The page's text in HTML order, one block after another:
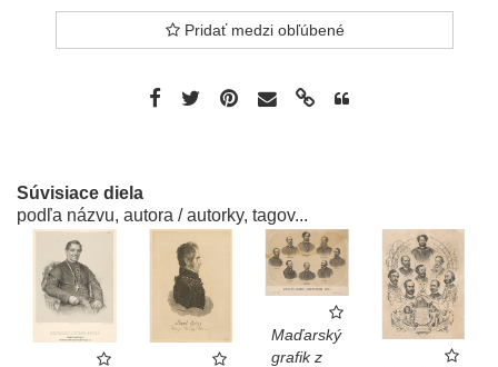
Pridať medzi obľúbené
Súvisiace diela
podľa názvu, autora / autorky, tagov...
Maďarský
grafik z